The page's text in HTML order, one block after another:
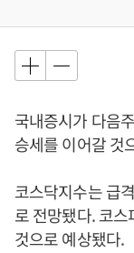
국내증시가 다음
승세를 이어갈 것
코스닥지수는 급
로 전망됐다. 코
것으로 예상됐다.